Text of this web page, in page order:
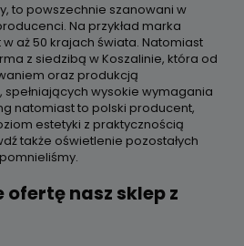
to powszechnie szanowani w
Na przykład marka
aż 50 krajach świata. Natomiast
z siedzibą w Koszalinie, która od
oraz produkcją
wysokie wymagania
natomiast to polski producent,
estetyki z praktycznością
także oświetlenie pozostałych
nasz sklep z